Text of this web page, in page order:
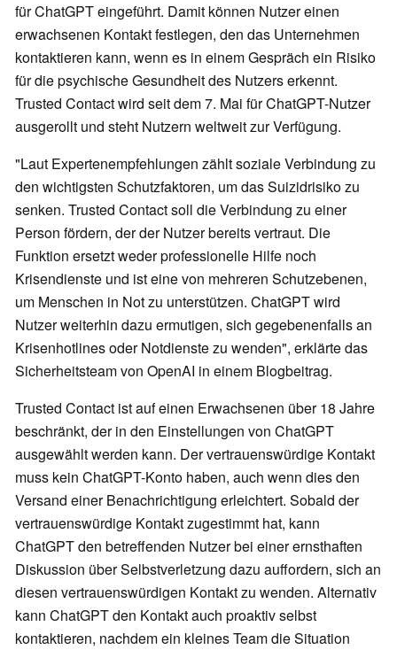
für ChatGPT eingeführt. Damit können Nutzer einen
erwachsenen Kontakt festlegen, den das Unternehmen
kontaktieren kann, wenn es in einem Gespräch ein Risiko
für die psychische Gesundheit des Nutzers erkennt.
Trusted Contact wird seit dem 7. Mai für ChatGPT-Nutzer
ausgerollt und steht Nutzern weltweit zur Verfügung.
"Laut Expertenempfehlungen zählt soziale Verbindung zu
den wichtigsten Schutzfaktoren, um das Suizidrisiko zu
senken. Trusted Contact soll die Verbindung zu einer
Person fördern, der der Nutzer bereits vertraut. Die
Funktion ersetzt weder professionelle Hilfe noch
Krisendienste und ist eine von mehreren Schutzebenen,
um Menschen in Not zu unterstützen. ChatGPT wird
Nutzer weiterhin dazu ermutigen, sich gegebenenfalls an
Krisenhotlines oder Notdienste zu wenden", erklärte das
Sicherheitsteam von OpenAI in einem Blogbeitrag.
Trusted Contact ist auf einen Erwachsenen über 18 Jahre
beschränkt, der in den Einstellungen von ChatGPT
ausgewählt werden kann. Der vertrauenswürdige Kontakt
muss kein ChatGPT-Konto haben, auch wenn dies den
Versand einer Benachrichtigung erleichtert. Sobald der
vertrauenswürdige Kontakt zugestimmt hat, kann
ChatGPT den betreffenden Nutzer bei einer ernsthaften
Diskussion über Selbstverletzung dazu auffordern, sich an
diesen vertrauenswürdigen Kontakt zu wenden. Alternativ
kann ChatGPT den Kontakt auch proaktiv selbst
kontaktieren, nachdem ein kleines Team die Situation